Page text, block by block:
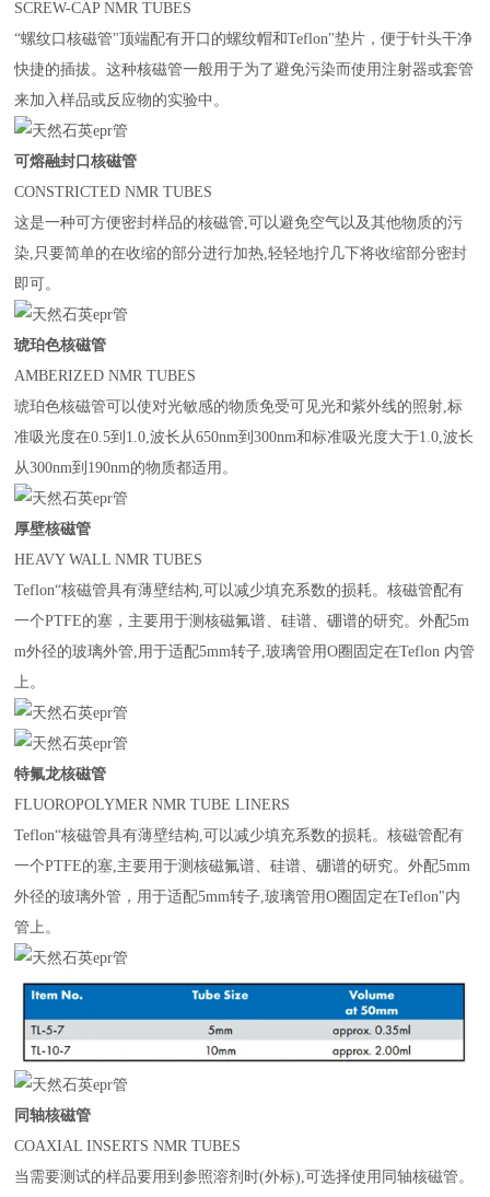
SCREW-CAP NMR TUBES
“螺纹口核磁管"顶端配有开口的螺纹帽和Teflon"垫片，便于针头干净
快捷的插拔。这种核磁管一般用于为了避免污染而使用注射器或套管
来加入样品或反应物的实验中。
可熔融封口核磁管
CONSTRICTED NMR TUBES
这是一种可方便密封样品的核磁管 ,可以避免空气以及其他物质的污
染 只要简单的在收缩的部分进行加热 ,轻轻地拧几下将收缩部分密封
即可。
琥珀色核磁管
AMBERIZED NMR TUBES
琥珀色核磁管可以使对光敏感的物质免受可见光和紫外线的照射 ,标
准吸光度在0.5到 1.0,波长从650nm到300nm和标准吸光度大于1.0,波长
从300nm到 190nm的物质都适用。
厚壁核磁管
HEAVY WALL NMR TUBES
Teflon“核磁管具有薄壁结构 ,可以减少填充系数的损耗。核磁管配有
一个PTFE的塞，主要用于测核磁氟谱、硅谱、硼谱的研究。外配5m
m外径的玻璃外管 用于适配5mm转子 ,玻璃管用O圈固定在Teflon 内管
上。
特氟龙核磁管
FLUOROPOLYMER NMR TUBE LINERS
Teflon“核磁管具有薄壁结构 ,可以减少填充系数的损耗。核磁管配有
一个PTFE的塞 主要用于测核磁氟谱、硅谱、硼谱的研究。外配5mm
外径的玻璃外管，用于适配5mm转子 ,玻璃管用O圈固定在Teflon"内
管上。
同轴核磁管
COAXIAL INSERTS NMR TUBES
当需要测试的样品要用到参照溶剂时(外标),可选择使用同轴核磁管。